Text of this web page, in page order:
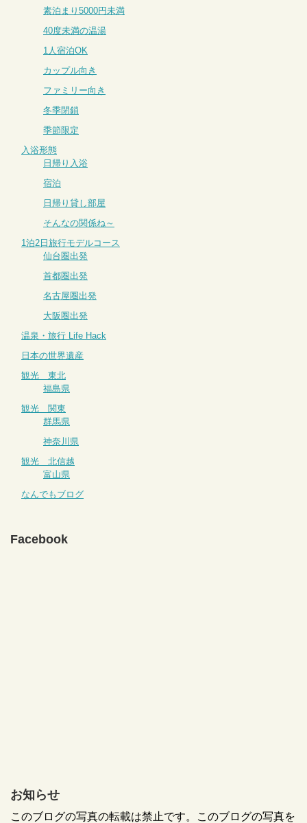
素泊まり5000円未満
40度未満の温湯
1人宿泊OK
カップル向き
ファミリー向き
冬季閉鎖
季節限定
入浴形態
日帰り入浴
宿泊
日帰り貸し部屋
そんなの関係ね～
1泊2日旅行モデルコース
仙台圏出発
首都圏出発
名古屋圏出発
大阪圏出発
温泉・旅行 Life Hack
日本の世界遺産
観光 東北
福島県
観光 関東
群馬県
神奈川県
観光 北信越
富山県
なんでもブログ
Facebook
お知らせ
このブログの写真の転載は禁止です。このブログの写真を